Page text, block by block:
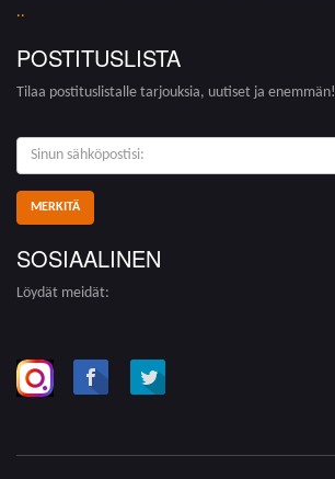
..
POSTITUSLISTA
Tilaa postituslistalle tarjouksia, uutiset ja enemmän!
sinun
sähköpostisi:
SOSIAALINEN
Löydät meidät: